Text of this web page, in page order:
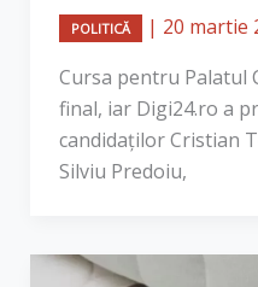
POLITICĂ | 20 martie
Cursa pentru Palatul
final, iar Digi24.ro a
candidaților Cristian
Silviu Predoiu,